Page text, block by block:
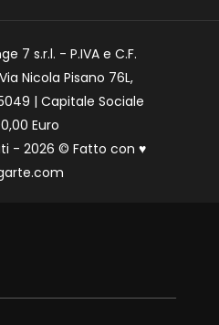
7 s.r.l. - P.IVA e C.F.
Nicola Pisano 76L,
| Capitale Sociale
Euro
- 2026 © Fatto con ♥